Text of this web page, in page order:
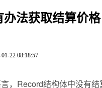
办法获取结算价格
01-22 08:18:57
，Record结构体中没有结